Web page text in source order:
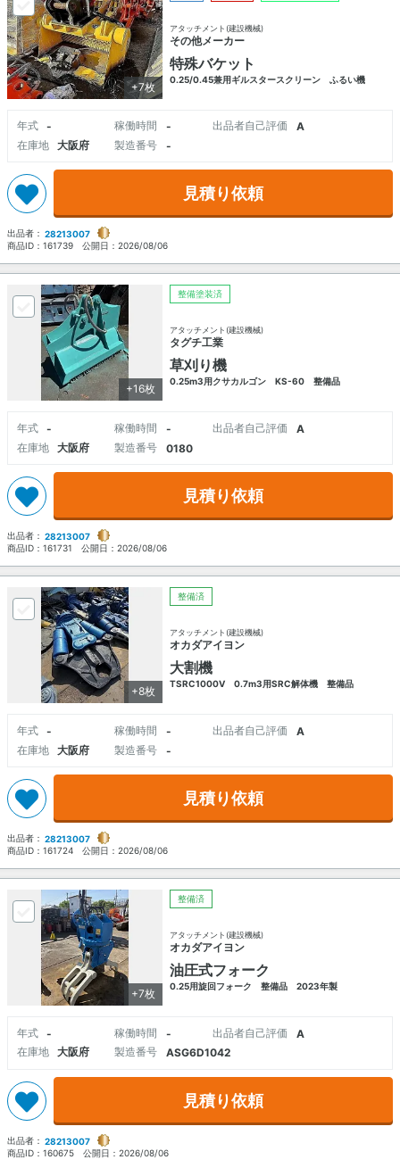
+7枚
アタッチメント(建設機械)
その他メーカー
特殊バケット
0.25/0.45兼用ギルスタースクリーン ふるい機
年式 - 稼働時間 - 出品者自己評価
A
在庫地
大阪府 製造番号 -
見積り依頼
出品者： 28213007
商品ID： 161739 公開日： 2026/08/06
+16枚
整備塗装済
アタッチメント(建設機械)
タグチ工業
草刈り機
0.25m3用クサカルゴン KS-60 整備品
年式 - 稼働時間 - 出品者自己評価
A
在庫地
大阪府 製造番号 0180
見積り依頼
出品者： 28213007
商品ID： 161731 公開日： 2026/08/06
+8枚
整備済
アタッチメント(建設機械)
オカダアイヨン
大割機
TSRC1000V 0.7m3用SRC解体機 整備品
年式 - 稼働時間 - 出品者自己評価
A
在庫地
大阪府 製造番号 -
見積り依頼
出品者： 28213007
商品ID： 161724 公開日： 2026/08/06
+7枚
整備済
アタッチメント(建設機械)
オカダアイヨン
油圧式フォーク
0.25用旋回フォーク 整備品 2023年製
年式 - 稼働時間 - 出品者自己評価
A
在庫地
大阪府 製造番号 ASG6D1042
見積り依頼
出品者： 28213007
商品ID： 160675 公開日： 2026/08/06